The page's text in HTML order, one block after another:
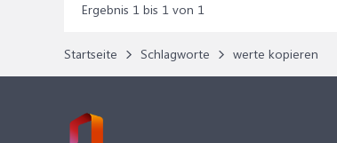
Ergebnis 1 bis 1 von 1
Startseite Schlagworte werte kopieren